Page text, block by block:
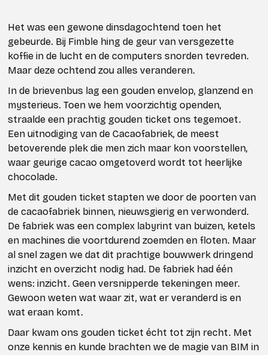
Het was een gewone dinsdagochtend toen het
gebeurde. Bij Fimble hing de geur van versgezette
koffie in de lucht en de computers snorden tevreden.
Maar deze ochtend zou alles veranderen.
In de brievenbus lag een gouden envelop, glanzend en
mysterieus. Toen we hem voorzichtig openden,
straalde een prachtig gouden ticket ons tegemoet.
Een uitnodiging van de Cacaofabriek, de meest
betoverende plek die men zich maar kon voorstellen,
waar geurige cacao omgetoverd wordt tot heerlijke
chocolade.
Met dit gouden ticket stapten we door de poorten van
de cacaofabriek binnen, nieuwsgierig en verwonderd.
De fabriek was een complex labyrint van buizen, ketels
en machines die voortdurend zoemden en floten. Maar
al snel zagen we dat dit prachtige bouwwerk dringend
inzicht en overzicht nodig had. De fabriek had één
wens: inzicht. Geen versnipperde tekeningen meer.
Gewoon weten wat waar zit, wat er veranderd is en
wat eraan komt.
Daar kwam ons gouden ticket écht tot zijn recht. Met
onze kennis en kunde brachten we de magie van BIM in